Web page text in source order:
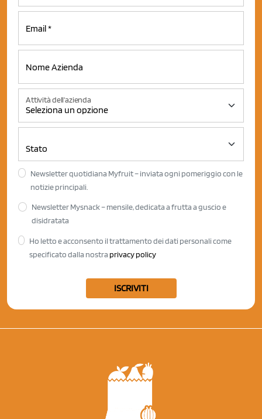
Attività dell'azienda
Newsletter quotidiana Myfruit – inviata ogni pomeriggio con le
notizie principali.
Newsletter Mysnack – mensile, dedicata a frutta a guscio e
disidratata
Ho letto e acconsento il trattamento dei dati personali come
specificato dalla nostra privacy policy
ISCRIVITI